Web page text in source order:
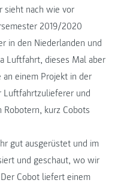
sieht nach wie vor
2019/2020
in den Niederlanden und
Luftfahrt, dieses Mal aber
einem Projekt in der
Luftfahrtzulieferer und
kurz Cobots
gut ausgerüstet und im
und geschaut, wo wir
Cobot liefert einem